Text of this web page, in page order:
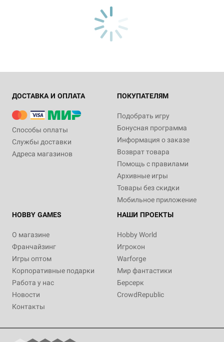
ДОСТАВКА И ОПЛАТА
Способы оплаты
Службы доставки
Адреса магазинов
ПОКУПАТЕЛЯМ
Подобрать игру
Бонусная программа
Информация о заказе
Возврат товара
Помощь с правилами
Архивные игры
Товары без скидки
Мобильное приложение
HOBBY GAMES
О магазине
Франчайзинг
Игры оптом
Корпоративные подарки
Работа у нас
Новости
Контакты
НАШИ ПРОЕКТЫ
Hobby World
Игрокон
Warforge
Мир фантастики
Берсерк
CrowdRepublic